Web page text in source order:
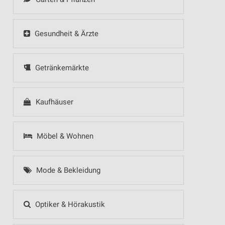
Gesundheit & Ärzte
Getränkemärkte
Kaufhäuser
Möbel & Wohnen
Mode & Bekleidung
Optiker & Hörakustik